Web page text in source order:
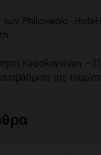
των Philoxenia-
Κεφαλογιάννη –
αναβάθμιση της